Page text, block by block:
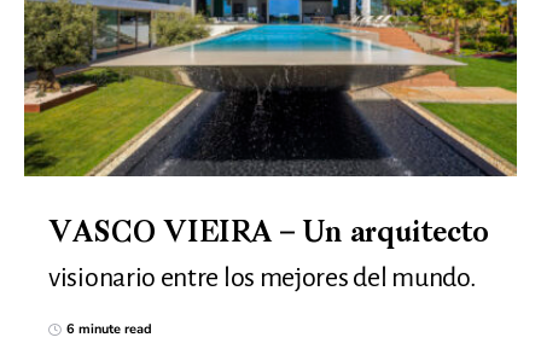
VASCO VIEIRA – Un arquitecto
visionario entre los mejores del mundo.
6 minute read